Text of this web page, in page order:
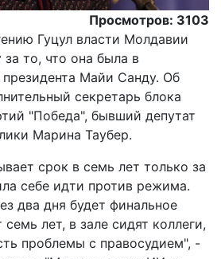
Просмотров: 3103
Гуцул власти Молдавии
то, что она была в
Майи Санду. Об
секретарь блока
"Победа", бывший депутат
Марина Таубер.
срок в семь лет только за
себе идти против режима.
два дня будет финальное
лет, в зале сидят коллеги,
проблемы с правосудием", -